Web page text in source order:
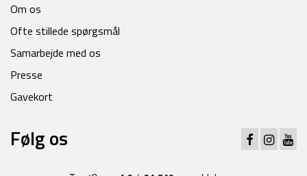
Om os
Ofte stillede spørgsmål
Samarbejde med os
Presse
Gavekort
Følg os